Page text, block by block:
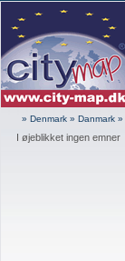
» Denmark » Danmark »
I øjeblikket ingen emner